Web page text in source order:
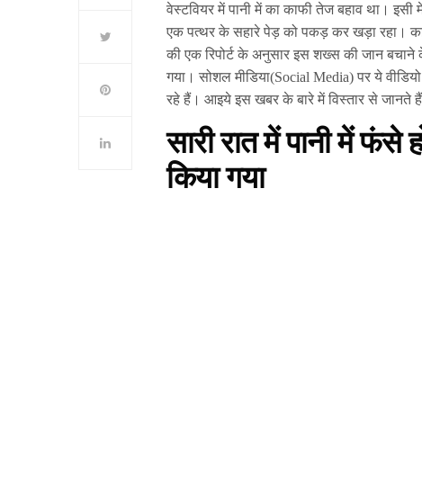
वेस्टवियर में पानी में का काफी तेज बहाव था।
एक पत्थर के सहारे पेड़ को पकड़ कर खड़ा रहा।
की एक रिपोर्ट के अनुसार इस शख्स की जान बचाने
गया। सोशल मीडिया(Social Media) पर ये
रहे हैं। आइये इस खबर के बारे में विस्तार से जानते
सारी रात में पानी में
किया गया